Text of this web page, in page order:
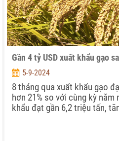
Gần 4 tỷ USD xuất khẩu gạo
5-9-2024
8 tháng qua xuất khẩu gạo
hơn 21% so với cùng kỳ năm
khẩu đạt gần 6,2 triệu tấn,